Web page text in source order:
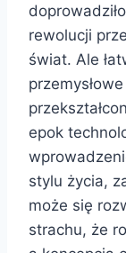
rewolucji
świat. Ale
epok
stylu życia,
może się
strachu, że